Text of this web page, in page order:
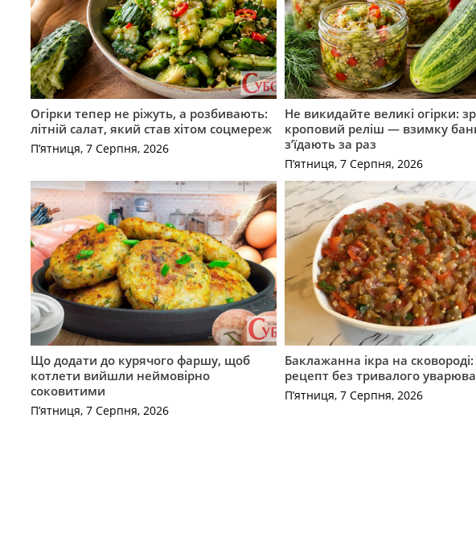
Огірки тепер не ріжуть, а розбивають:
літній салат, який став хітом соцмереж
П’ятниця, 7 Серпня, 2026
Не викидайте великі огірки:
кроповий реліш — взимку
з’їдають за раз
П’ятниця, 7 Серпня, 2026
Що додати до курячого фаршу, щоб
котлети вийшли неймовірно
соковитими
П’ятниця, 7 Серпня, 2026
Баклажанна ікра на
рецепт без тривалого
П’ятниця, 7 Серпня, 2026